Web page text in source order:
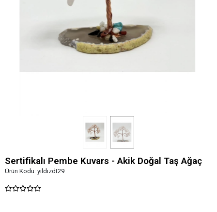
Sertifikalı Pembe Kuvars - Akik Doğal Taş Ağaç
Ürün Kodu: yıldızdt29